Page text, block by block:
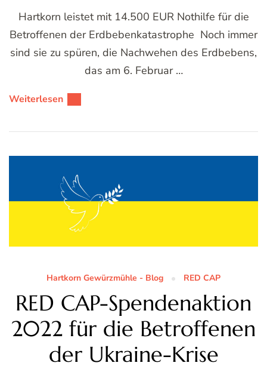
Hartkorn leistet mit 14.500 EUR Nothilfe für die
Betroffenen der Erdbebenkatastrophe Noch immer
sind sie zu spüren, die Nachwehen des Erdbebens,
das am 6. Februar …
Weiterlesen
Hartkorn Gewürzmühle - Blog RED CAP
RED CAP-Spendenaktion
2022 für die Betroffenen
der Ukraine-Krise